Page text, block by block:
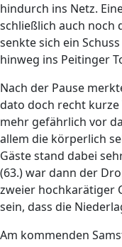
hindurch ins Netz.
schließlich auch noch
senkte sich ein
hinweg ins Peitinger
Nach der Pause
dato doch recht
mehr gefährlich vor
allem die körperlich
Gäste stand dabei
(63.) war dann der
zweier hochkarätiger
sein, dass die
Am kommenden